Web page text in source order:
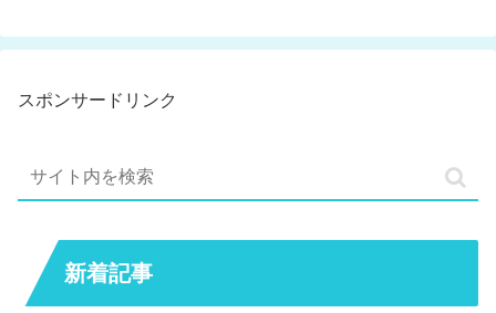
スポンサードリンク
新着記事